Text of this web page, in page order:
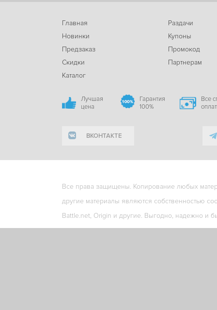
Главная
Новинки
Предзаказ
Скидки
Каталог
Раздачи
Купоны
Промокод
Партнерам
Лучшая
цена
Гарантия
100%
Все
ВКОНТАКТЕ
Все права защищены. Копирование любых
другие материалы являются собственностью
Battle.net, Origin и другие. Выгодно, надежно и